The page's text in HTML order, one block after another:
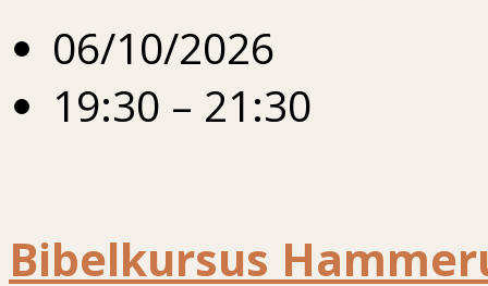
06/10/2026
19:30 – 21:30
Bibelkursus